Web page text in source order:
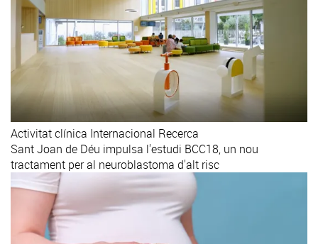
Activitat clínica Internacional Recerca
Sant Joan de Déu impulsa l'estudi BCC18, un nou
tractament per al neuroblastoma d'alt risc